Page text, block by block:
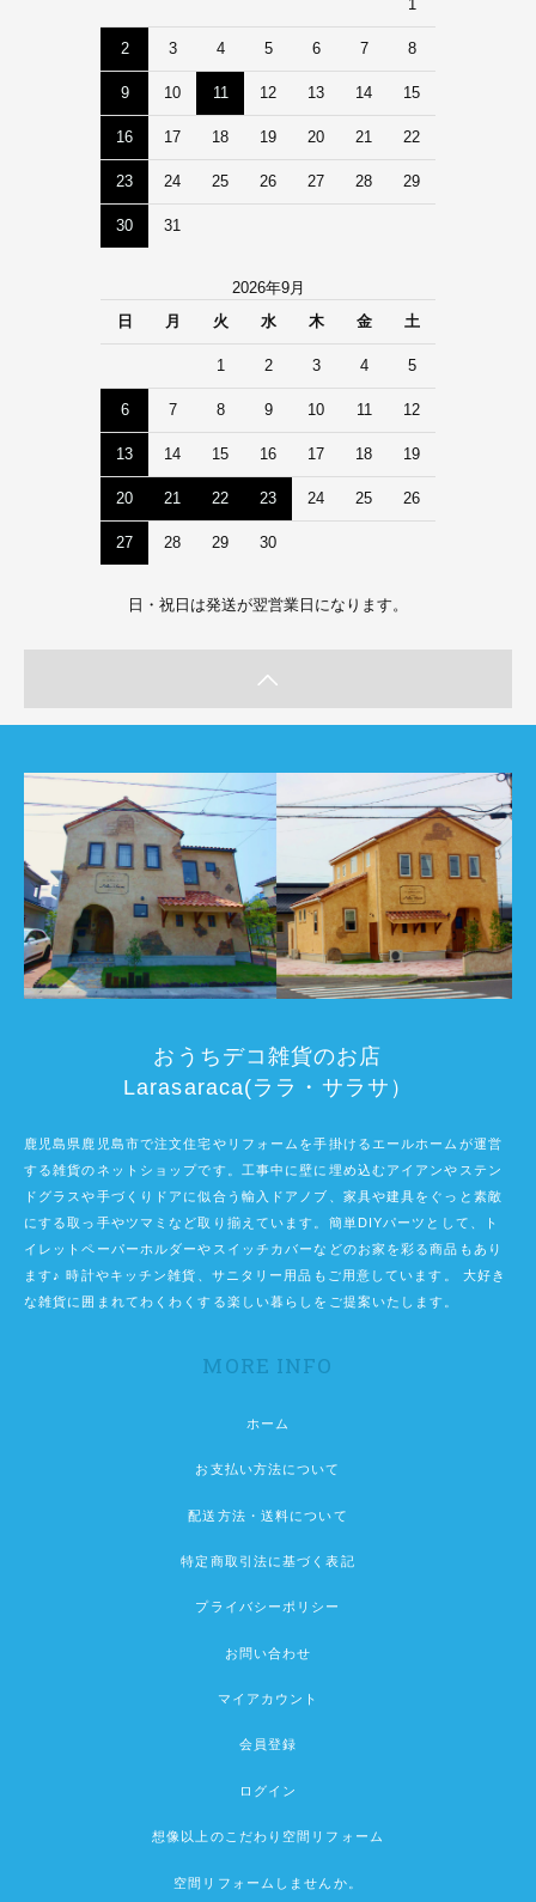
1
2 3 4 5 6 7 8
9 10 11 12 13 14 15
16 17 18 19 20 21 22
23 24 25 26 27 28 29
30 31
2026年9月
日
月 火 水 木 金 土
1 2 3 4 5
6 7 8 9 10 11 12
13 14 15 16 17 18 19
20 21 22 23 24 25 26
27 28 29 30
日・祝日は発送が翌営業日になります。
おうちデコ雑貨のお店
Larasaraca(ララ・サラサ）
鹿児島県鹿児島市で注文住宅やリフォームを手掛けるエールホームが運営
する雑貨のネットショップです。工事中に壁に埋め込むアイアンやステン
ドグラスや手づくりドアに似合う輸入ドアノブ、家具や建具をぐっと素敵
にする取っ手やツマミなど取り揃えています。簡単DIYパーツとして、ト
イレットペーパーホルダーやスイッチカバーなどのお家を彩る商品もあり
ます♪ 時計やキッチン雑貨、サニタリー用品もご用意しています。 大好き
な雑貨に囲まれてわくわくする楽しい暮らしをご提案いたします。
MORE INFO
ホーム
お支払い方法について
配送方法・送料について
特定商取引法に基づく表記
プライバシーポリシー
お問い合わせ
マイアカウント
会員登録
ログイン
想像以上のこだわり空間リフォーム
空間リフォームしませんか。